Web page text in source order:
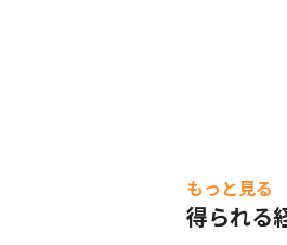
もっと見る
得られる